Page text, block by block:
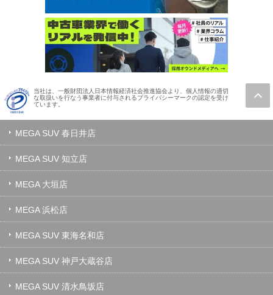
当社は、一般財団法人日本情報経済社会推進協会より、個人情報の適切
な取扱いを行なう事業者に付与されるプライバシーマークの認定を受け
ています。
MEGA SUV 春日井店
MEGA SUV 知立店
MEGA 大垣店
MEGA 浜松店
MEGA SUV 東海名和店
MEGA SUV 神戸大蔵谷店
MEGA SUV 清水鳥坂店